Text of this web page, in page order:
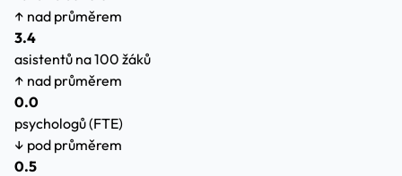
↑ nad průměrem
3.4
asistentů na 100 žáků
↑ nad průměrem
0.0
psychologů (FTE)
↓ pod průměrem
0.5